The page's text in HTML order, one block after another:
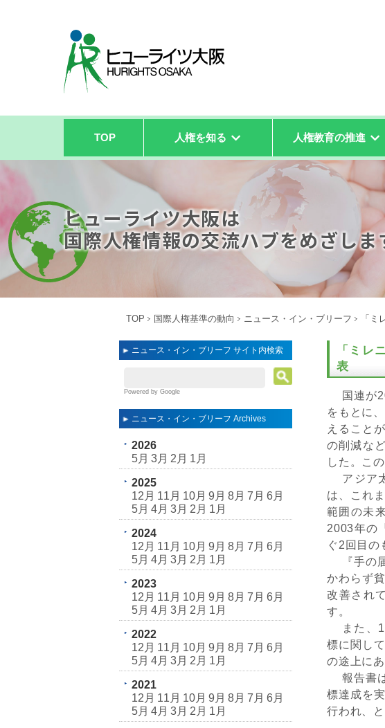
TOP 人権を知る 人権教育の推進
ヒューライツ大阪は
国際人権情報の交流ハブをめざしま
TOP 国際人権基準の動向 ニュース・イン・ブリーフ 「
ニュース・イン・ブリーフ サイト内検索
Powered by Google
ニュース・イン・ブリーフ Archives
2026
5月 3月 2月 1月
2025
12月 11月 10月 9月 8月 7月 6月
5月 4月 3月 2月 1月
2024
12月 11月 10月 9月 8月 7月 6月
5月 4月 3月 2月 1月
2023
12月 11月 10月 9月 8月 7月 6月
5月 4月 3月 2月 1月
2022
12月 11月 10月 9月 8月 7月 6月
5月 4月 3月 2月 1月
2021
12月 11月 10月 9月 8月 7月 6月
5月 4月 3月 2月 1月
「ミレ
表
国連が
をもとに
えること
の削減な
した。こ
アジア太
は、これ
範囲の未
2003年の
ぐ2回目の
『手の届
かわらず
改善され
す。
また、
標に関し
の途上に
報告書は
標達成を
行われ、